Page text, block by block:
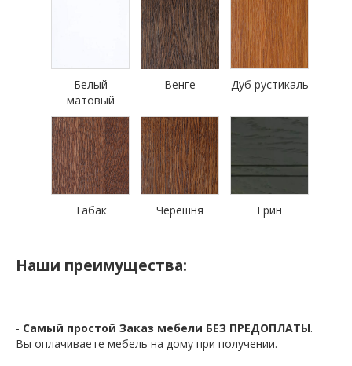
Белый
матовый
Венге Дуб рустикаль
Табак Черешня Грин
Наши преимущества:
- Самый простой Заказ мебели БЕЗ ПРЕДОПЛАТЫ.
Вы оплачиваете мебель на дому при получении.